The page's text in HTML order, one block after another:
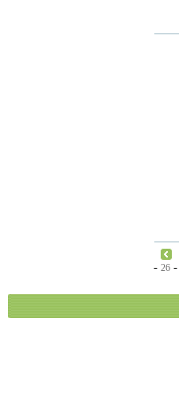
- 26 -